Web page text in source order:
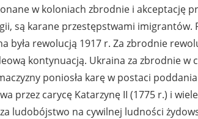
w koloniach zbrodnie i akceptację
są karane przestępstwami
była rewolucją 1917 r. Za zbrodnie
kontynuacją. Ukraina za zbrodnie w
poniosła karę w postaci
przez carycę Katarzynę II (1775 r.) i
ludobójstwo na cywilnej ludności